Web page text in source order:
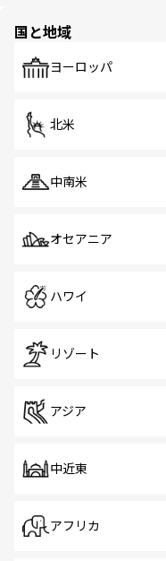
で、ホーカー
国と地域
ヨーロッパ
北米
中南米
オセアニア
ハワイ
リゾート
アジア
中近東
アフリカ